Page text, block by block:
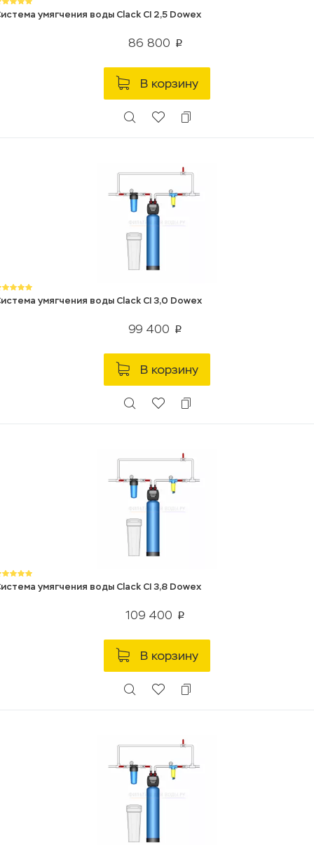
умягчения воды Clack CI 2,5 Dowex
86 800 p
В корзину
умягчения воды Clack CI 3,0 Dowex
99 400 p
В корзину
умягчения воды Clack CI 3,8 Dowex
109 400 p
В корзину